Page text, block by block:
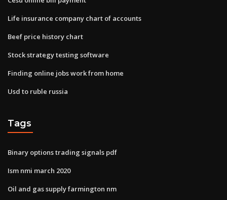
Life insurance company chart of accounts
Beef price history chart
Stock strategy testing software
Finding online jobs work from home
Usd to ruble russia
Tags
Binary options trading signals pdf
Ism nmi march 2020
Oil and gas supply farmington nm